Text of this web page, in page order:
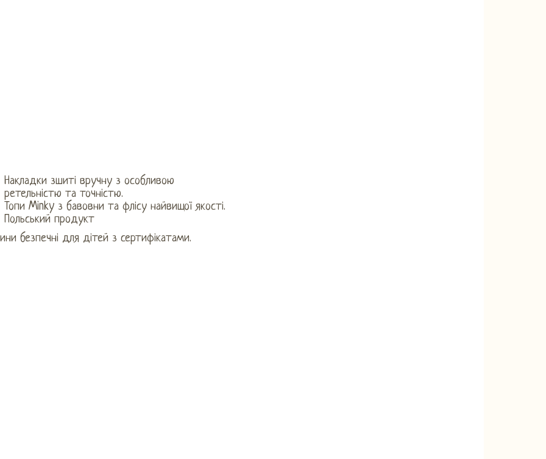
Накладки зшиті вручну з особливою
ретельністю та точністю.
Топи Minky з бавовни та флісу найвищої якості.
Польський продукт
безпечні для дітей з сертифікатами.